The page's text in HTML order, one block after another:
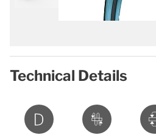
Technical Details